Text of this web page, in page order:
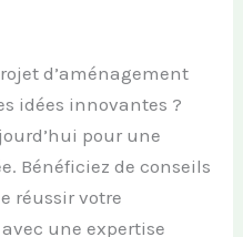
d’aménagement
idées innovantes ?
pour une
Bénéficiez de conseils
réussir votre
une expertise